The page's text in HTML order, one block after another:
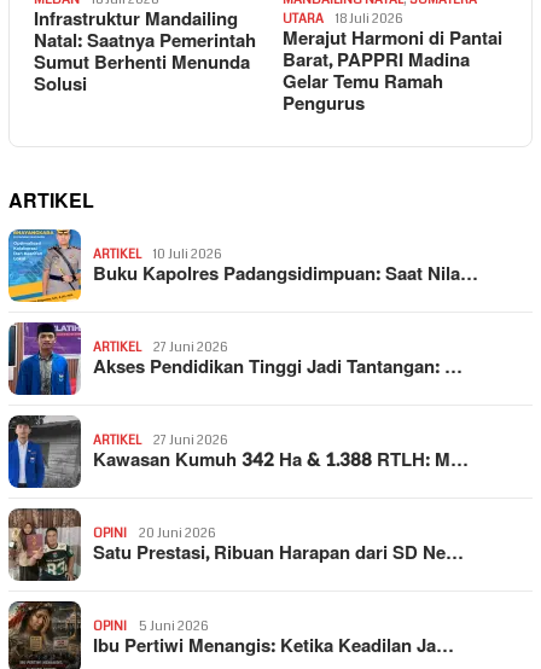
Infrastruktur Mandailing
Natal: Saatnya Pemerintah
Sumut Berhenti Menunda
Solusi
UTARA
18 Juli 2026
Merajut Harmoni di Pantai
Barat, PAPPRI Madina
Gelar Temu Ramah
Pengurus
ARTIKEL
ARTIKEL 10 Juli 2026
Buku Kapolres Padangsidimpuan: Saat Nila…
ARTIKEL 27 Juni 2026
Akses Pendidikan Tinggi Jadi Tantangan: …
ARTIKEL 27 Juni 2026
Kawasan Kumuh 342 Ha & 1.388 RTLH: M…
OPINI 20 Juni 2026
Satu Prestasi, Ribuan Harapan dari SD Ne…
OPINI 5 Juni 2026
Ibu Pertiwi Menangis: Ketika Keadilan Ja…